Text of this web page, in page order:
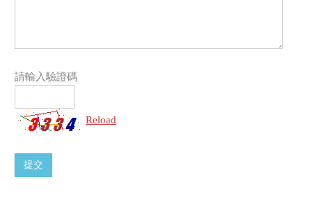
請輸入驗證碼
Reload